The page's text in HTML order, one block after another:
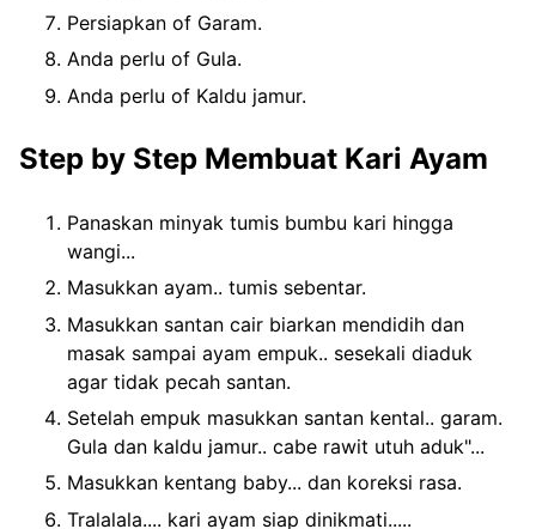
Persiapkan of Garam.
Anda perlu of Gula.
Anda perlu of Kaldu jamur.
Step by Step Membuat Kari Ayam
Panaskan minyak tumis bumbu kari hingga
wangi...
Masukkan ayam.. tumis sebentar.
Masukkan santan cair biarkan mendidih dan
masak sampai ayam empuk.. sesekali diaduk
agar tidak pecah santan.
Setelah empuk masukkan santan kental.. garam.
Gula dan kaldu jamur.. cabe rawit utuh aduk"...
Masukkan kentang baby... dan koreksi rasa.
Tralalala.... kari ayam siap dinikmati.....